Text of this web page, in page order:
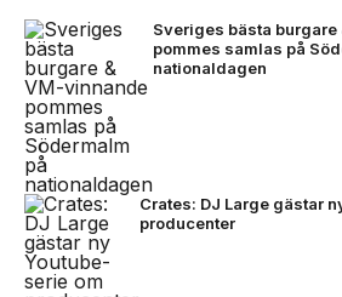
Sveriges bästa
pommes samlas på
nationaldagen
Crates: DJ Large gästar
producenter